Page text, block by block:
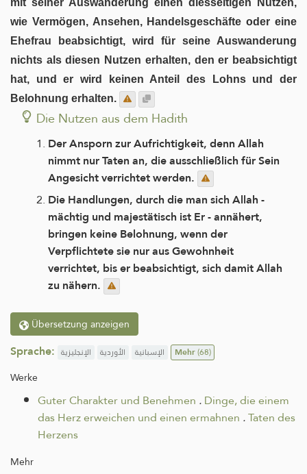
wie Vermögen, Ansehen, Handelsgeschäfte oder eine
Ehefrau beabsichtigt, wird für seine Auswanderung
nichts als diesen Nutzen erhalten, den er beabsichtigt
hat, und er wird keinen Anteil des Lohns und der
Belohnung erhalten.
Die Nutzen aus dem Hadith
Der Ansporn zur Aufrichtigkeit, denn Allah
nimmt nur Taten an, die ausschließlich für Sein
Angesicht verrichtet werden.
Die Handlungen, durch die man sich Allah -
mächtig und majestätisch ist Er - annähert,
bringen keine Belohnung, wenn der
Verpflichtete sie nur aus Gewohnheit
verrichtet, bis er beabsichtigt, sich damit Allah
zu nähern.
Übersetzung anzeigen
Sprache: الإنجليزية الأوردية الإسبانية Mehr(68)
Werke
Guter Charakter und Benehmen .Dinge, die einem
das Herz erweichen und einen ermahnen .Taten des
Herzens
Mehr